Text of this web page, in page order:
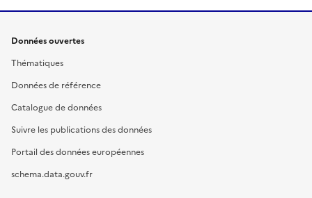
Données ouvertes
Thématiques
Données de référence
Catalogue de données
Suivre les publications des données
Portail des données européennes
schema.data.gouv.fr